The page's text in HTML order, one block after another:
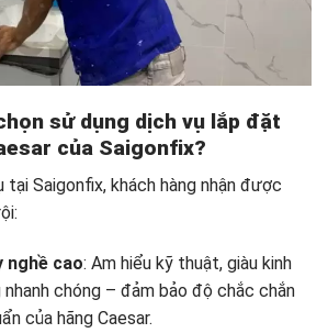
sử dụng dịch vụ lắp đặt
của Saigonfix?
tại Saigonfix, khách hàng nhận được
nghề cao: Am hiểu kỹ thuật, giàu kinh
chóng – đảm bảo độ chắc chắn
của hãng Caesar.